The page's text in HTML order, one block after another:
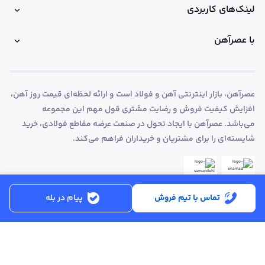
تماس با تیم فروش پیام در بله
لینک‌های کاربردی
با عصرآهن
عصرآهن، بازار اینترنتی آهن و فولاد است و ارائه لحظه‌ای قیمت روز آهن،
افزایش کیفیت فروش و رضایت مشتری قول مهم این مجموعه
می‌باشد. عصرآهن با ایجاد تحول در صنعت عرضه مقاطع فولادی، خرید
شایسته‌ای را برای مشتریان و خریداران فراهم می‌کند.
ساعت کاری:شنبه تا پنجشنبه از ساعت 8:30 تا 17:00